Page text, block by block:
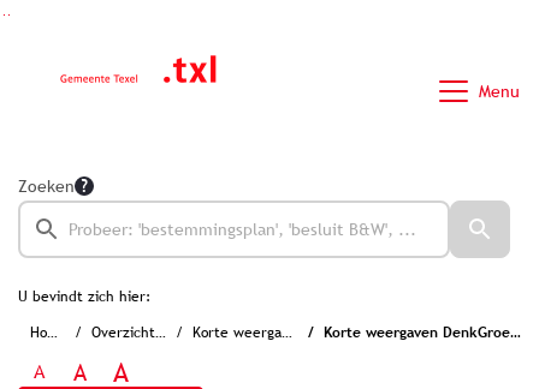
Menu
Zoeken
U bevindt zich hier:
Home Overzichten Korte weergaven Korte weergaven DenkGroepen
A A A